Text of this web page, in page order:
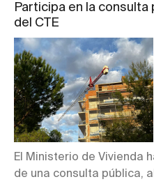
Participa en la
del CTE
El Ministerio de Vivienda
de una consulta pública,